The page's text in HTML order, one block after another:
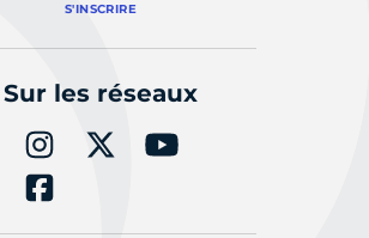
S'INSCRIRE
Sur les réseaux